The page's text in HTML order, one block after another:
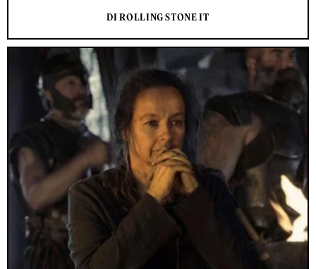
DI ROLLING STONE IT